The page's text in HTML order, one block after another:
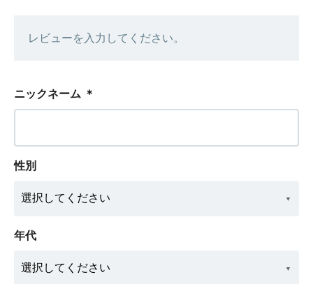
レビューを入力してください。
ニックネーム ＊
性別
年代